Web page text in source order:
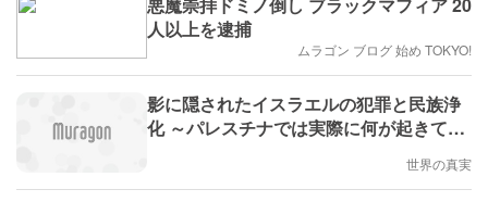
らかだった
人以上を逮捕
ムラゴン ブログ 始め TOKYO!
影に隠されたイスラエルの犯罪と民族浄
化 ～パレスチナでは実際に何が起きてい
ルからたくさんの人が移住してくる前
世界の真実